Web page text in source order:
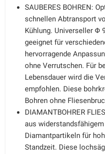
SAUBERES BOHREN:
schnellen Abtransport
Kühlung. Universeller Φ
geeignet für
hervorragende
ohne Verrutschen. Für
Lebensdauer wird die
empfohlen. Diese
Bohren ohne
DIAMANTBOHRER
aus
Diamantpartikeln für
Standzeit. Diese